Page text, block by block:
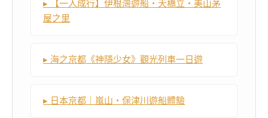
▸ 【一人成行】伊根灣遊船・天橋立・美山茅
屋之里
▸ 海之京都《神隱少女》觀光列車一日遊
▸ 日本京都｜嵐山・保津川遊船體驗